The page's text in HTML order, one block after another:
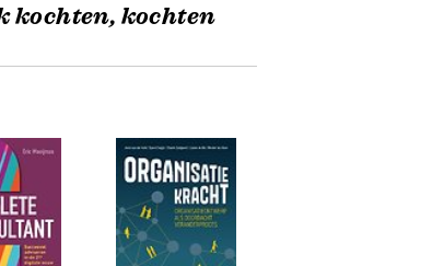
kochten, kochten